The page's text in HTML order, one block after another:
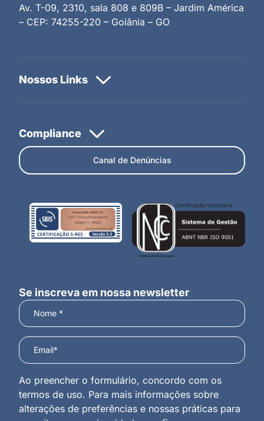
Av. T-09, 2310, sala 808 e 809B – Jardim América
– CEP: 74255-220 – Goiânia – GO
Canal de Denúncias
Se inscreva em nossa newsletter
Ao preencher o formulário, concordo com os
termos de uso. Para mais informações sobre
alterações de preferências e nossas práticas para